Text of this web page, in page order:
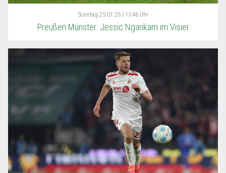
Sonntag 25.01.26 | 15:46 Uhr
Preußen Münster: Jessic Ngankam im Visier